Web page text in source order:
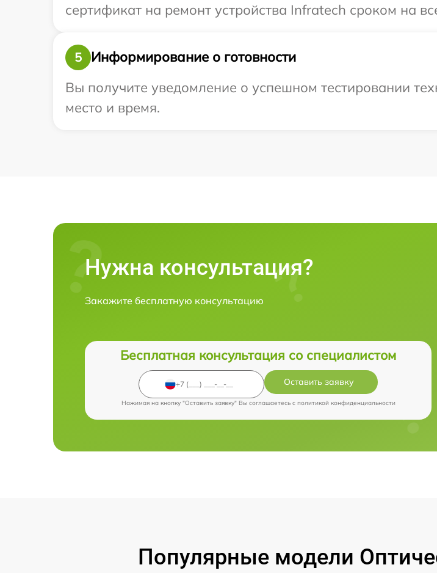
сертификат на ремонт устройства Infratech сроком на
5
Информирование о готовности
Вы получите уведомление о успешном тестировании
место и время.
Нужна консультация?
Закажите бесплатную консультацию
Бесплатная консультация со специалистом
Оставить заявку
Нажимая на кнопку "Оставить заявку" Вы соглашаетесь c политикой конфиденциальности
Популярные модели